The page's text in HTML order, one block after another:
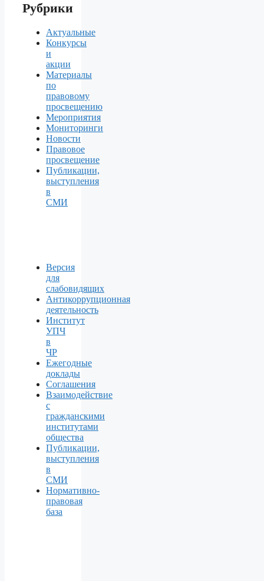
Рубрики
Актуальные
Конкурсы
и
акции
Материалы
по
правовому
просвещению
Мероприятия
Мониторинги
Новости
Правовое
просвещение
Публикации,
выступления
в
СМИ
Версия
для
слабовидящих
Антикоррупционная
деятельность
Институт
УПЧ
в
ЧР
Ежегодные
доклады
Соглашения
Взаимодействие
с
гражданскими
институтами
общества
Публикации,
выступления
в
СМИ
Нормативно-
правовая
база